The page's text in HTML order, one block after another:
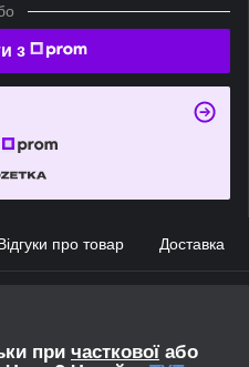
з
про товар Доставка
при часткової або